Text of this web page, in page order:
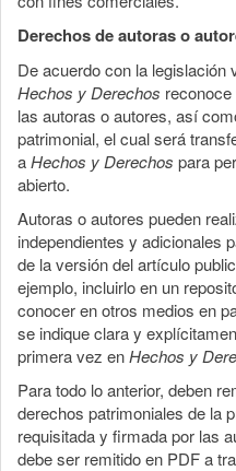
Derechos de autoras o
De acuerdo con la legislación
Hechos y Derechos
las autoras o autores, así
patrimonial, el cual será
aHechos y Derechos para
abierto.
Autoras o autores pueden
independientes y adicionales
de la versión del artículo
ejemplo, incluirlo en un
conocer en otros medios en
se indique clara y
primera vez enHechos y
Para todo lo anterior, deben
derechos patrimoniales de la
requisitada y firmada por las
debe ser remitido en PDF a